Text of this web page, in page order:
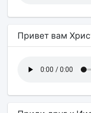
Привет вам